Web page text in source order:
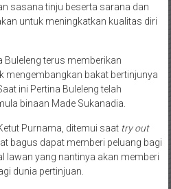
sasana tinju beserta sarana dan
untuk meningkatkan kualitas diri
Buleleng terus memberikan
mengembangkan bakat bertinjunya
ini Pertina Buleleng telah
binaan Made Sukanadia.
Purnama, ditemui saat try out
bagus dapat memberi peluang bagi
lawan yang nantinya akan memberi
dunia pertinjuan.